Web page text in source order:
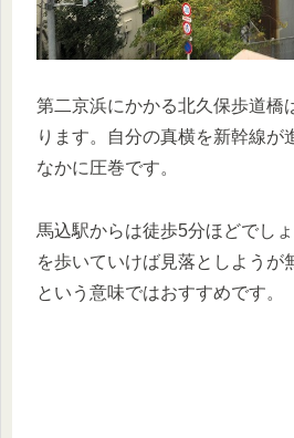
第二京浜にかかる北久保歩道橋
ります。自分の真横を新幹線が
なかに圧巻です。
馬込駅からは徒歩5分ほどでし
を歩いていけば見落としようが
という意味ではおすすめです。